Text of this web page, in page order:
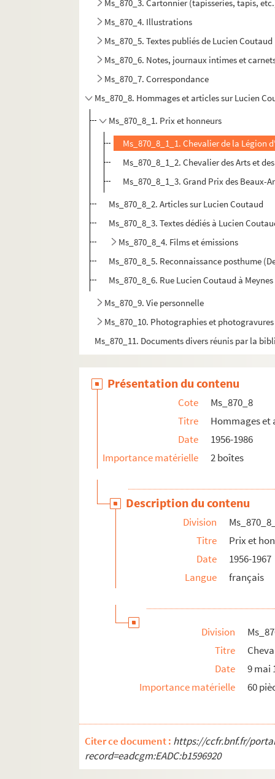
Ms_870_3. Cartonnier (tapisseries, tapis,
Ms_870_4. Illustrations
Ms_870_5. Textes publiés de Lucien Coutaud
Ms_870_6. Notes, journaux intimes et
Ms_870_7. Correspondance
Ms_870_8. Hommages et articles sur Lucien
Ms_870_8_1. Prix et honneurs
Ms_870_8_1_1. Chevalier de la Légion
Ms_870_8_1_2. Chevalier des Arts et
Ms_870_8_1_3. Grand Prix des Beaux-
Ms_870_8_2. Articles sur Lucien Coutaud
Ms_870_8_3. Textes dédiés à Lucien
Ms_870_8_4. Films et émissions
Ms_870_8_5. Reconnaissance posthume
Ms_870_8_6. Rue Lucien Coutaud à Meynes
Ms_870_9. Vie personnelle
Ms_870_10. Photographies et photogravures
Ms_870_11. Documents divers réunis par la
Présentation du contenu
Cote
Ms_870_8
Titre
Hommages et
Date
1956-1986
Importance matérielle
2 boîtes
Description du contenu
Division
Titre
Prix et
Date
1956-1967
Langue
français
Division
Titre
Date
9 mai
Importance matérielle
60
Citer ce document : https://ccfr.bnf.fr/
record=eadcgm:EADC:b1596920